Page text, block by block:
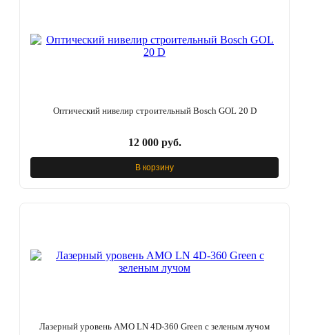
Оптический нивелир строительный Bosch GOL 20 D
12 000 руб.
В корзину
Лазерный уровень AMO LN 4D-360 Green с зеленым лучом